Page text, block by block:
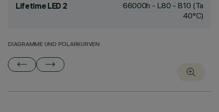
Lifetime LED 2
66000h - L80 - B10 (Ta
40°C)
DIAGRAMME UND POLARKURVEN